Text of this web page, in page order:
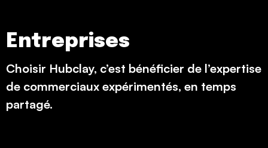
Entreprises
Choisir Hubclay, c’est bénéficier de l’expertise
de commerciaux expérimentés, en temps
partagé.